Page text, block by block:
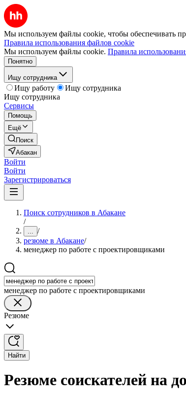
Мы используем файлы cookie, чтобы обеспечивать
Правила использования файлов cookie
Мы используем файлы cookie. Правила
Понятно
Ищу сотрудника
Ищу работу
Ищу сотрудника
Ищу сотрудника
Сервисы
Помощь
Ещё
Поиск
Абакан
Войти
Войти
Зарегистрироваться
Поиск сотрудников в Абакане
/
... /
резюме в Абакане/
менеджер по работе с проектировщиками
менеджер по работе с проектировщиками
Резюме
Найти
Резюме соискателей на